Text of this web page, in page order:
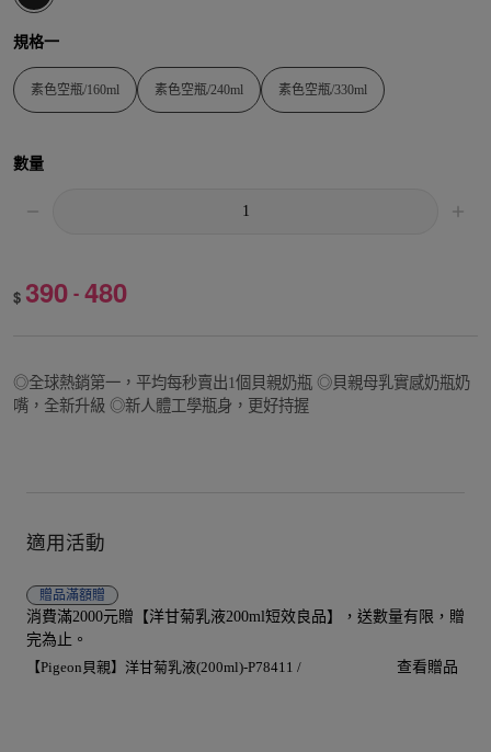
規格一
素色空瓶/160ml 素色空瓶/240ml 素色空瓶/330ml
數量
$ 390 - 480
◎全球熱銷第一，平均每秒賣出1個貝親奶瓶 ◎貝親母乳實感奶瓶奶
嘴，全新升級 ◎新人體工學瓶身，更好持握
適用活動
贈品滿額贈
消費滿2000元贈【洋甘菊乳液200ml短效良品】，送數量有限，贈
完為止。
【Pigeon貝親】洋甘菊乳液(200ml)-P78411 /
查看贈品